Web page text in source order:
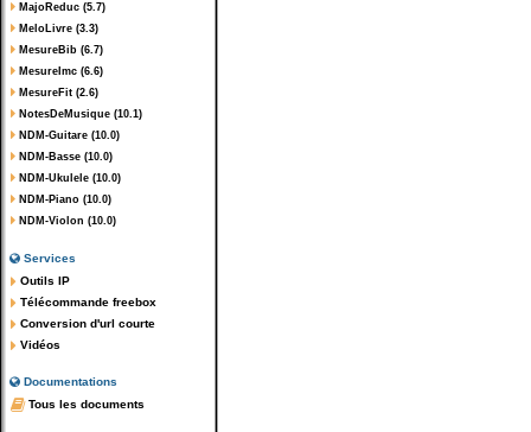
MajoReduc (5.7)
MeloLivre (3.3)
MesureBib (6.7)
MesureImc (6.6)
MesureFit (2.6)
NotesDeMusique (10.1)
NDM-Guitare (10.0)
NDM-Basse (10.0)
NDM-Ukulele (10.0)
NDM-Piano (10.0)
NDM-Violon (10.0)
Services
Outils IP
Télécommande freebox
Conversion d'url courte
Vidéos
Documentations
Tous les documents